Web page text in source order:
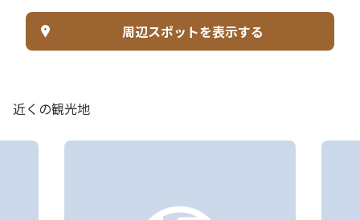
周辺スポットを表示する
近くの観光地